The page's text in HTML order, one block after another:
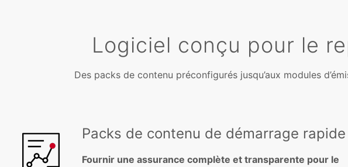
Logiciel conçu pour le
Des packs de contenu préconfigurés jusqu’aux modules
Packs de contenu de démarrage rapide
Fournir une assurance complète et transparente pour le